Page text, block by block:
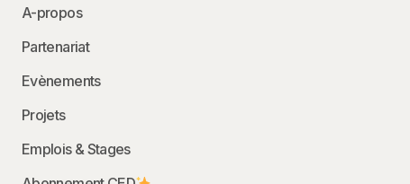
A-propos
Partenariat
Evènements
Projets
Emplois & Stages